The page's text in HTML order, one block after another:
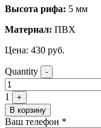
Высота рифа: 5 мм
Материал: ПВХ
Цена: 430 руб.
Quantity -
1
+
В корзину
Ваш телефон *